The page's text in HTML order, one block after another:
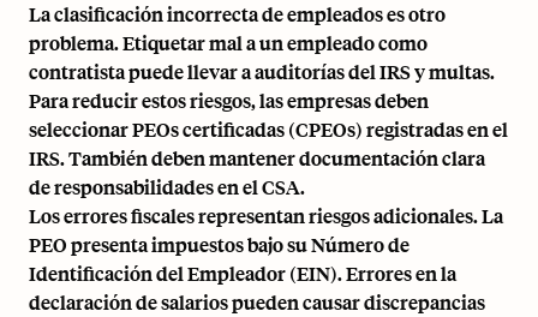
La clasificación incorrecta de empleados es otro
problema. Etiquetar mal a un empleado como
contratista puede llevar a auditorías del IRS y multas.
Para reducir estos riesgos, las empresas deben
seleccionar PEOs certificadas (CPEOs) registradas en el
IRS. También deben mantener documentación clara
de responsabilidades en el CSA.
Los errores fiscales representan riesgos adicionales. La
PEO presenta impuestos bajo su Número de
Identificación del Empleador (EIN). Errores en la
declaración de salarios pueden causar discrepancias